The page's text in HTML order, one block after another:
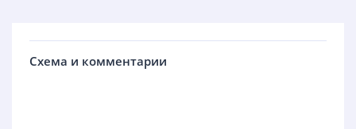
Схема и комментарии